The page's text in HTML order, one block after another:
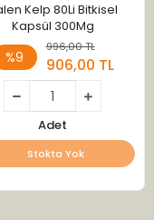
Kelp 80Li Bitkisel
Kapsül 300Mg
%9
996,00 TL
906,00 TL
Adet
Stokta Yok